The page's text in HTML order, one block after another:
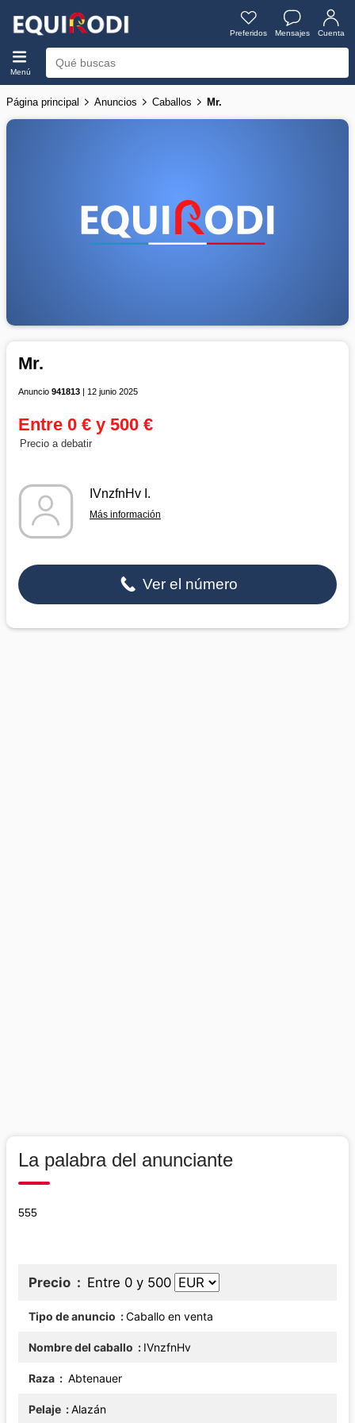
Preferidos Mensajes Cuenta
Menú
Página principal Anuncios Caballos Mr.
Mr.
Anuncio 941813 | 12 junio 2025
Entre 0 € y 500 €
Precio a debatir
IVnzfnHv I.
Más información
Ver el número
La palabra del anunciante
555
Precio Entre 0 y 500
Tipo de anuncio Caballo en venta
Nombre del caballo IVnzfnHv
Raza Abtenauer
Pelaje Alazán